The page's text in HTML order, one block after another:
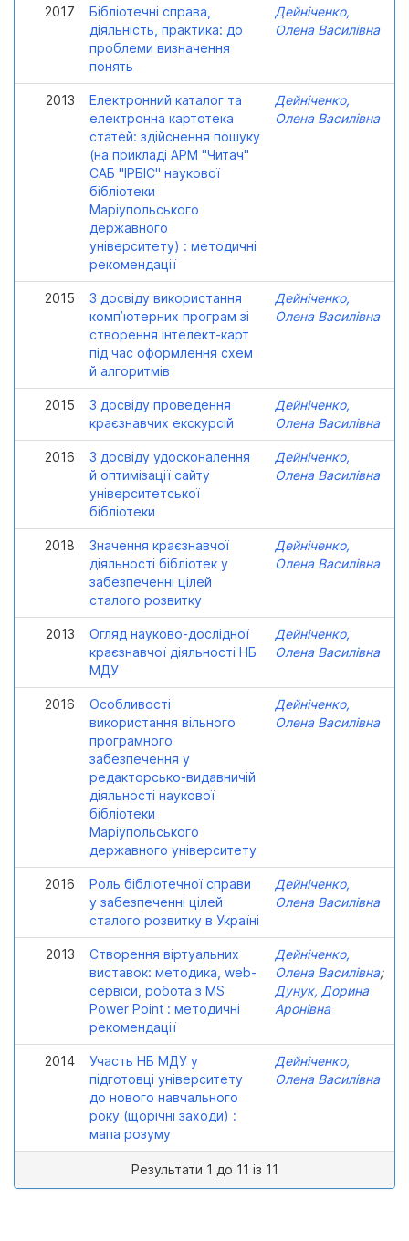
2017
Бібліотечні справа,
діяльність, практика: до
проблеми визначення
понять
Дейніченко,
Олена Василівна
2013
Електронний каталог та
електронна картотека
статей: здійснення пошуку
(на прикладі АРМ "Читач"
САБ "ІРБІС" наукової
бібліотеки
Маріупольського
державного
університету) : методичні
рекомендації
Дейніченко,
Олена Василівна
2015
З досвіду використання
комп’ютерних програм зі
створення інтелект-карт
під час оформлення схем
й алгоритмів
Дейніченко,
Олена Василівна
2015
З досвіду проведення
краєзнавчих екскурсій
Дейніченко,
Олена Василівна
2016
З досвіду удосконалення
й оптимізації сайту
університетської
бібліотеки
Дейніченко,
Олена Василівна
2018
Значення краєзнавчої
діяльності бібліотек у
забезпеченні цілей
сталого розвитку
Дейніченко,
Олена Василівна
2013
Огляд науково-дослідної
краєзнавчої діяльності НБ
МДУ
Дейніченко,
Олена Василівна
2016
Особливості
використання вільного
програмного
забезпечення у
редакторсько-видавничій
діяльності наукової
бібліотеки
Маріупольського
державного університету
Дейніченко,
Олена Василівна
2016
Роль бібліотечної справи
у забезпеченні цілей
сталого розвитку в Україні
Дейніченко,
Олена Василівна
2013
Створення віртуальних
виставок: методика, web-
сервіси, робота з MS
Power Point : методичні
рекомендації
Дейніченко,
Олена Василівна;
Дунук, Дорина
Аронівна
2014
Участь НБ МДУ у
підготовці університету
до нового навчального
року (щорічні заходи) :
мапа розуму
Дейніченко,
Олена Василівна
Результати 1 до 11 із 11